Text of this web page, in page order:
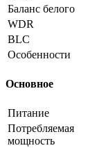
Баланс белого
WDR
BLC
Особенности
Основное
Питание
Потребляемая
мощность